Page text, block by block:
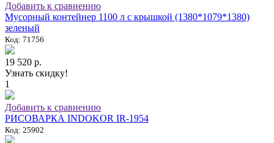
Добавить к сравнению
Мусорный контейнер 1100 л с крышкой (1380*1079*1380)
зеленый
Код: 71756
19 520 р.
Узнать скидку!
1
Добавить к сравнению
РИСОВАРКА INDOKOR IR-1954
Код: 25902